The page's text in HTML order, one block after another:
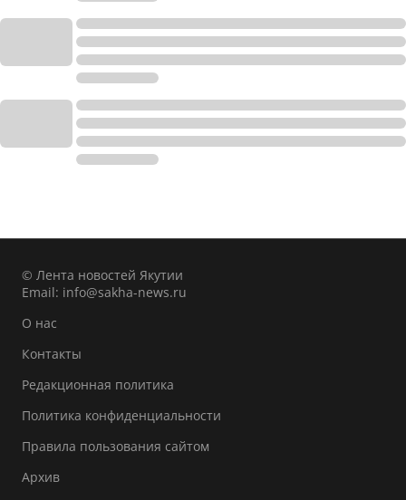
© Лента новостей Якутии
Email: info@sakha-news.ru
О нас
Контакты
Редакционная политика
Политика конфиденциальности
Правила пользования сайтом
Архив